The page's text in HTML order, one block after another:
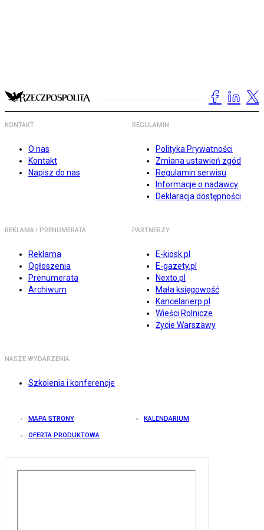
KONTAKT
O nas
Kontakt
Napisz do nas
REGULAMIN
Polityka Prywatności
Zmiana ustawień zgód
Regulamin serwisu
Informacje o nadawcy
Deklaracja dostępności
REKLAMA I PRENUMERATA
Reklama
Ogłoszenia
Prenumerata
Archiwum
PARTNERZY
E-kiosk.pl
E-gazety.pl
Nexto.pl
Mała księgowość
Kancelarierp.pl
Wieści Rolnicze
Życie Warszawy
NASZE WYDARZENIA
Szkolenia i konferencje
MAPA STRONY KALENDARIUM
OFERTA PRODUKTOWA